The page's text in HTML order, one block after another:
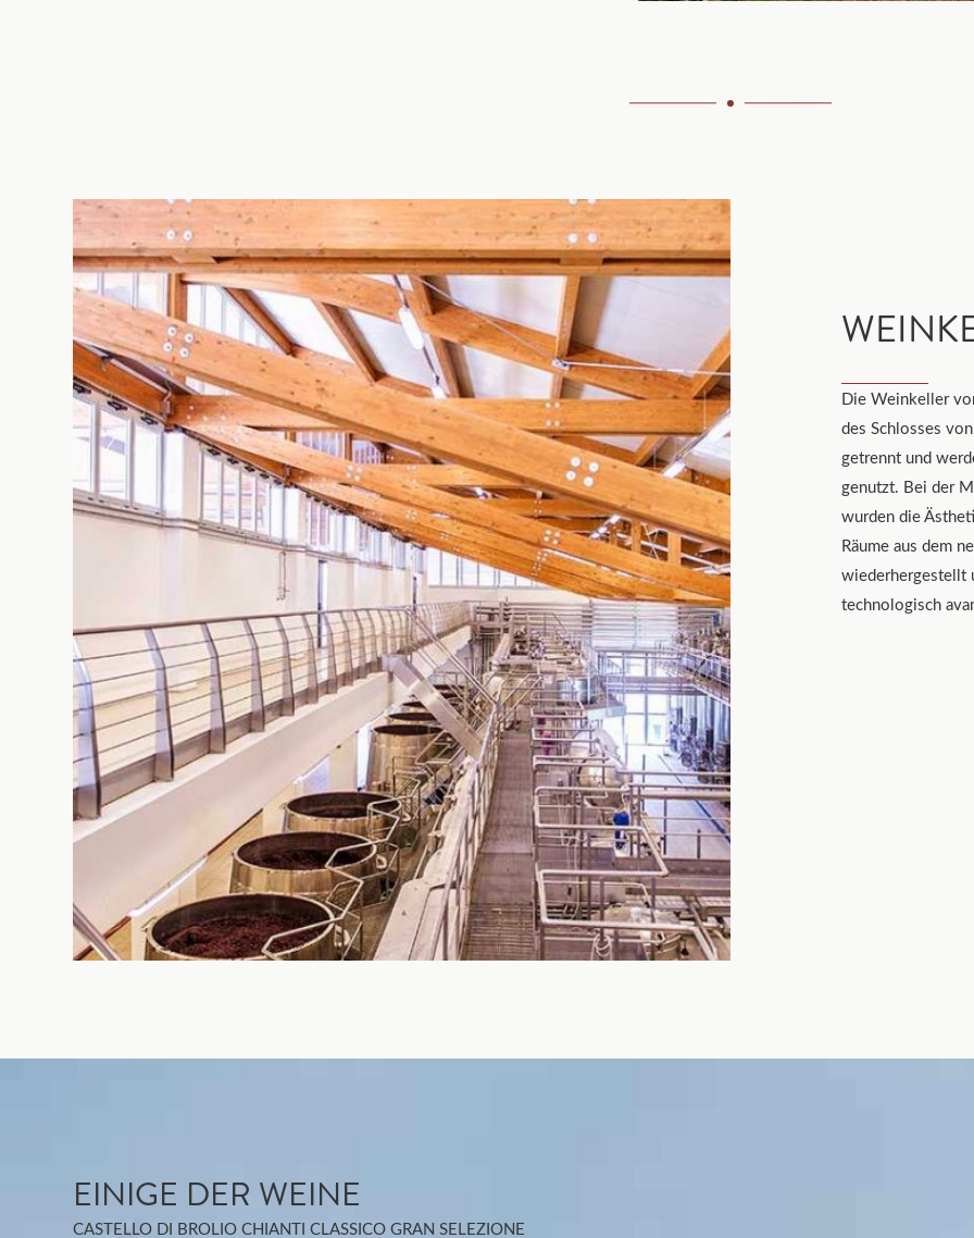
Die Weinkeller
des Schlosses
getrennt und
genutzt. Bei der
wurden die
Räume aus dem
wiederhergestellt
technologisch
EINIGE DER WEINE
CASTELLO DI BROLIO CHIANTI CLASSICO GRAN SELEZIONE